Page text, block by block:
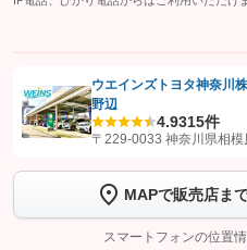
【STEP1】認証画面でグーネットを友
します
【STEP2】 トーク画面で
完了してください。
こち
ウエインズトヨタ神奈
野辺
4.9315件
〒229-0033 神奈川県相
MAPで販売店ま
スマートフォンの位置